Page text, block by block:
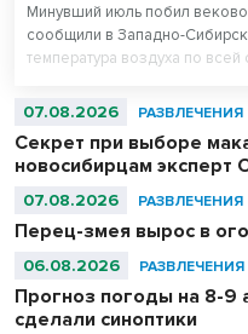
Минувший июль побил
сообщили в Западно-
температура воздуха по
предыдущие максимумы 2010
07.08.2026 РАЗВЛЕЧЕНИЯ
Секрет при выборе
новосибирцам эксперт
07.08.2026 РАЗВЛЕЧЕНИЯ
Перец-змея вырос в
06.08.2026 РАЗВЛЕЧЕНИЯ
Прогноз погоды на 8-9
сделали синоптики